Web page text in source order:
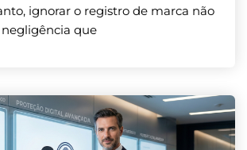
ignorar o registro de marca não
que